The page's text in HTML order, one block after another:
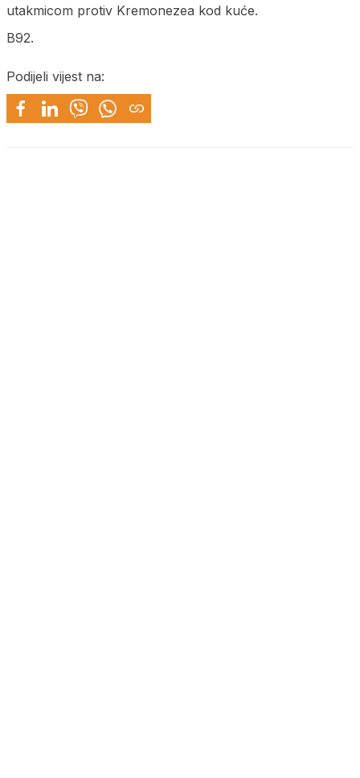
utakmicom protiv Kremonezea kod kuće.
B92.
Podijeli vijest na: